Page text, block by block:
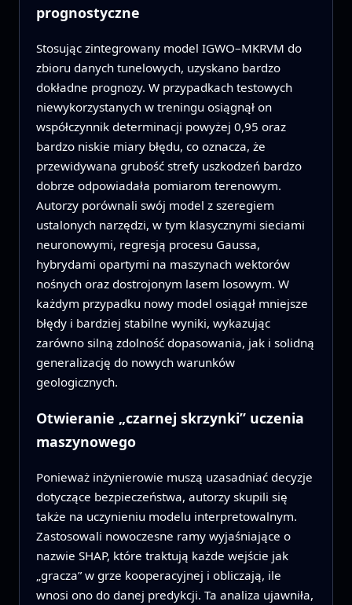
prognostyczne
Stosując zintegrowany model IGWO–MKRVM do
zbioru danych tunelowych, uzyskano bardzo
dokładne prognozy. W przypadkach testowych
niewykorzystanych w treningu osiągnął on
współczynnik determinacji powyżej 0,95 oraz
bardzo niskie miary błędu, co oznacza, że
przewidywana grubość strefy uszkodzeń bardzo
dobrze odpowiadała pomiarom terenowym.
Autorzy porównali swój model z szeregiem
ustalonych narzędzi, w tym klasycznymi sieciami
neuronowymi, regresją procesu Gaussa,
hybrydami opartymi na maszynach wektorów
nośnych oraz dostrojonym lasem losowym. W
każdym przypadku nowy model osiągał mniejsze
błędy i bardziej stabilne wyniki, wykazując
zarówno silną zdolność dopasowania, jak i solidną
generalizację do nowych warunków
geologicznych.
Otwieranie „czarnej skrzynki” uczenia
maszynowego
Ponieważ inżynierowie muszą uzasadniać decyzje
dotyczące bezpieczeństwa, autorzy skupili się
także na uczynieniu modelu interpretowalnym.
Zastosowali nowoczesne ramy wyjaśniające o
nazwie SHAP, które traktują każde wejście jak
„gracza” w grze kooperacyjnej i obliczają, ile
wnosi ono do danej predykcji. Ta analiza ujawniła,